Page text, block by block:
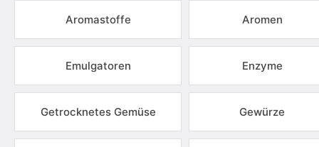
Aromastoffe Aromen
Emulgatoren Enzyme
Getrocknetes Gemüse Gewürze